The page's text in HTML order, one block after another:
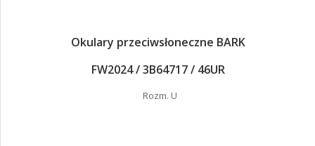
Okulary przeciwsłoneczne BARK
FW2024 / 3B64717 / 46UR
Rozm. U